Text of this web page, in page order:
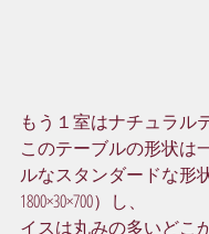
もう１室はナチュラル
このテーブルの形状は
ルなスタンダードな形
1800×30×700）し、
イスは丸みの多いどこ